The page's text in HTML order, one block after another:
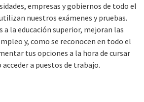
empresas y gobiernos de todo el
nuestros exámenes y pruebas.
a la educación superior, mejoran las
y, como se reconocen en todo el
tus opciones a la hora de cursar
acceder a puestos de trabajo.